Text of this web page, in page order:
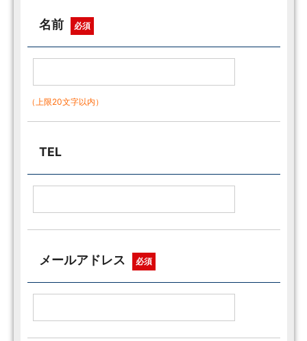
名前 必須
（上限20文字以内）
TEL
メールアドレス 必須